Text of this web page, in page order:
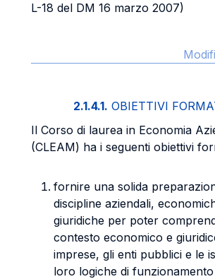
L-18 del DM 16 marzo 2007)
2.1.4.1. OBIETTIVI
Il Corso di laurea in Economia
(CLEAM) ha i seguenti obiettivi
fornire una solida
discipline aziendali,
giuridiche per poter
contesto economico e
imprese, gli enti pubblici e le
loro logiche di